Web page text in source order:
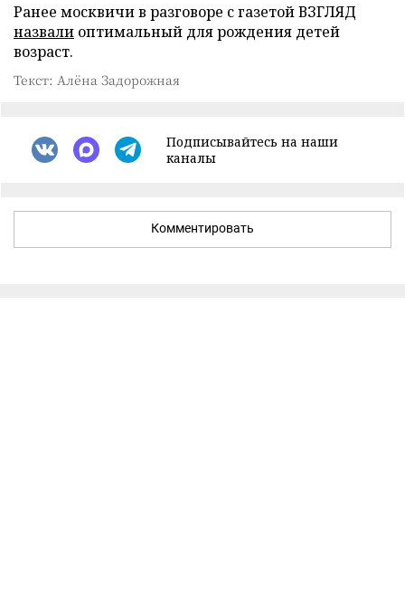
Ранее москвичи в разговоре с газетой ВЗГЛЯД
назвали оптимальный для рождения детей
возраст.
Текст: Алёна Задорожная
Подписывайтесь на наши
каналы
Комментировать